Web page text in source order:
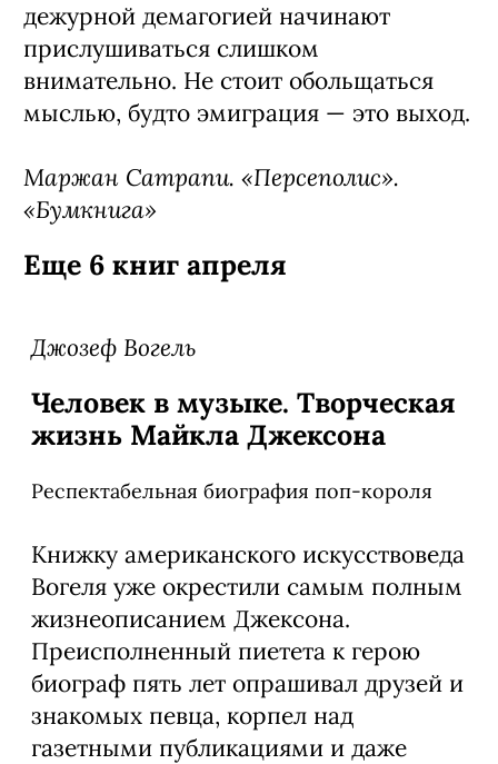
дежурной демагогией начинают
прислушиваться слишком
внимательно. Не стоит обольщаться
мыслью, будто эмиграция — это выход.
Маржан Сатрапи. «Персеполис».
«Бумкнига»
Еще 6 книг апреля
Джозеф Вогель
Человек в музыке. Творческая
жизнь Майкла Джексона
Респектабельная биография поп-короля
Книжку американского искусствоведа
Вогеля уже окрестили самым полным
жизнеописанием Джексона.
Преисполненный пиетета к герою
биограф пять лет опрашивал друзей и
знакомых певца, корпел над
газетными публикациями и даже